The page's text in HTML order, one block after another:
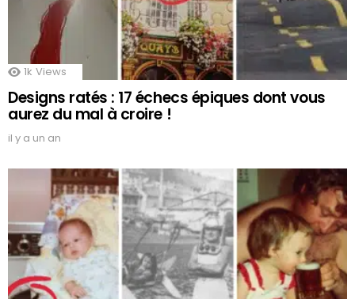
1k Views
Designs ratés : 17 échecs épiques dont vous
aurez du mal à croire !
il y a un an